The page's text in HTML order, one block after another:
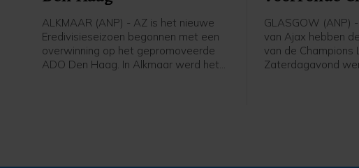
ALKMAAR (ANP) - AZ is het nieuwe
Eredivisieseizoen begonnen met een
overwinning op het gepromoveerde
ADO Den Haag. In Alkmaar werd het
League
GLASGOW (ANP)
van Ajax hebben
van de Champions
Zaterdagavond